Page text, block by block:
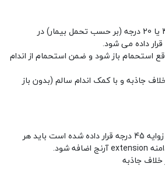
اندام بیمار در زاویه 45 یا 20 درجه (بر حسب تحمل بیمار) در
استحمام باز شود و ضمن استحمام از اندام
جاذبه و با کمک اندام سالم (بدون باز
در صورتی که اندام در زوایه 45 درجه قرار داده شده است باید هر